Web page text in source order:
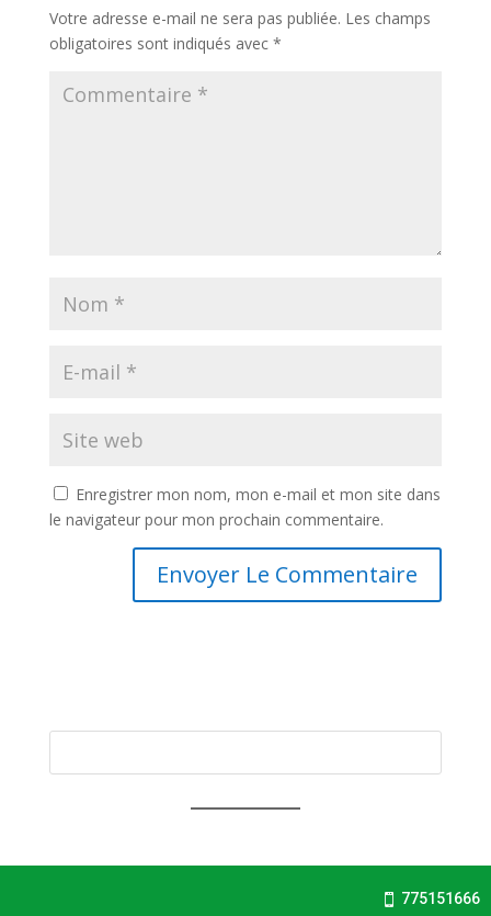
Votre adresse e-mail ne sera pas publiée. Les champs
obligatoires sont indiqués avec *
Enregistrer mon nom, mon e-mail et mon site dans
le navigateur pour mon prochain commentaire.
775151666